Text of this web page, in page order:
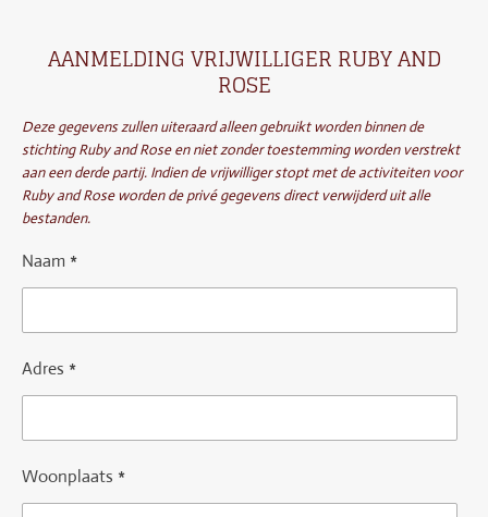
AANMELDING VRIJWILLIGER RUBY AND
ROSE
Deze gegevens zullen uiteraard alleen gebruikt worden binnen de
stichting Ruby and Rose en niet zonder toestemming worden verstrekt
aan een derde partij. Indien de vrijwilliger stopt met de activiteiten voor
Ruby and Rose worden de privé gegevens direct verwijderd uit alle
bestanden.
Naam *
Adres *
Woonplaats *